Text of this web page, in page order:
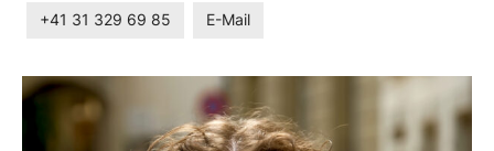
+41 31 329 69 85 E-Mail